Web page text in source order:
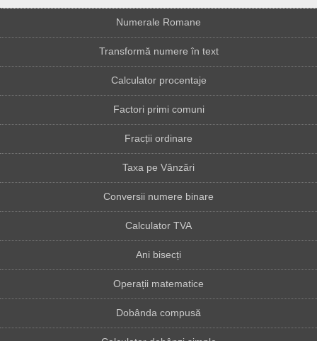
Numerale Romane
Transformă numere în text
Calculator procentaje
Factori primi comuni
Fracții ordinare
Taxa pe Vânzări
Conversii numere binare
Calculator TVA
Ani bisecți
Operații matematice
Dobânda compusă